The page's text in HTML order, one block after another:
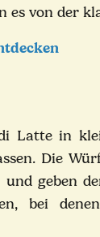
es von der
Latte in
Die
geben
bei